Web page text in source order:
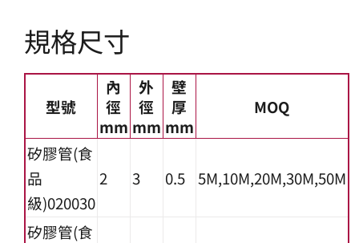
規格尺寸
型號
內
徑
mm
外
徑
mm
壁
厚
mm
MOQ
矽膠管(食
品
級)020030
2 3 0.5 5M,10M,20M,30M,50M
矽膠管(食